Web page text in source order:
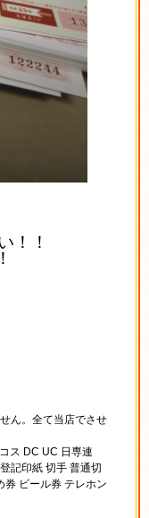
！！
ん。全て当店でさせ
ス DC UC 日専連
記印紙 切手 普通切
券 ビール券 テレホン